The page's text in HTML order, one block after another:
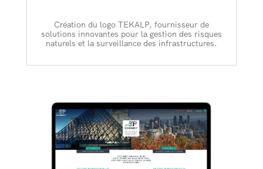
Création du logo TEKALP, fournisseur de
solutions innovantes pour la gestion des risques
naturels et la surveillance des infrastructures.